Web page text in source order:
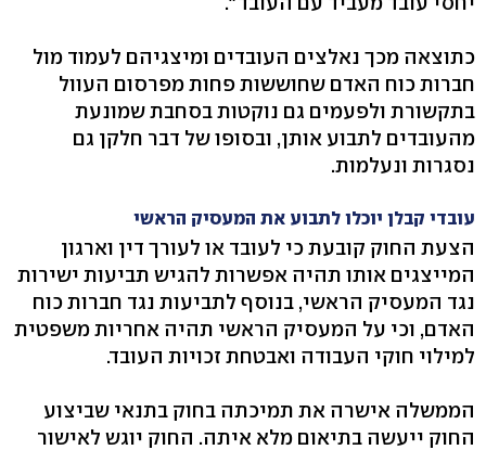
כתוצאה מכך נאלצים העובדים ומיצגיהם לעמוד מול
חברות כוח האדם שחוששות פחות מפרסום העוול
בתקשורת ולפעמים גם נוקטות בסחבת שמונעת
מהעובדים לתבוע אותן, ובסופו של דבר חלקן גם
נסגרות ונעלמות.
עובדי קבלן יוכלו לתבוע את המעסיק הראשי
הצעת החוק קובעת כי לעובד או לעורך דין וארגון
המייצגים אותו תהיה אפשרות להגיש תביעות ישירות
נגד המעסיק הראשי, בנוסף לתביעות נגד חברות כוח
האדם, וכי על המעסיק הראשי תהיה אחריות משפטית
למילוי חוקי העבודה ואבטחת זכויות העובד.
הממשלה אישרה את תמיכתה בחוק בתנאי שביצוע
החוק ייעשה בתיאום מלא איתה. החוק יוגש לאישור